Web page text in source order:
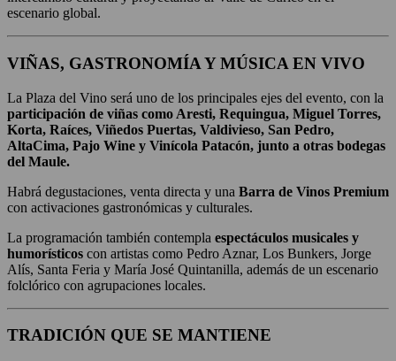
escenario global.
VIÑAS, GASTRONOMÍA Y MÚSICA EN VIVO
La Plaza del Vino será uno de los principales ejes del evento, con la
participación de viñas como Aresti, Requingua, Miguel Torres,
Korta, Raíces, Viñedos Puertas, Valdivieso, San Pedro,
AltaCima, Pajo Wine y Vinícola Patacón, junto a otras bodegas
del Maule.
Habrá degustaciones, venta directa y una Barra de Vinos Premium
con activaciones gastronómicas y culturales.
La programación también contempla espectáculos musicales y
humorísticos con artistas como Pedro Aznar, Los Bunkers, Jorge
Alís, Santa Feria y María José Quintanilla, además de un escenario
folclórico con agrupaciones locales.
TRADICIÓN QUE SE MANTIENE